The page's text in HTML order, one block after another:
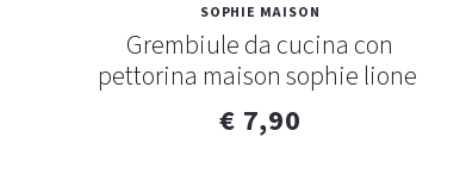
SOPHIE MAISON
Grembiule da cucina con
pettorina maison sophie lione
€ 7,90